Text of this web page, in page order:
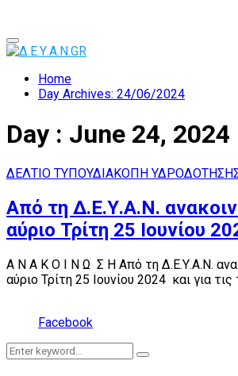
Primary
Menu
Home
Day Archives: 24/06/2024
Day : June 24, 2024
ΔΕΛΤΙΟ ΤΥΠΟΥΔΙΑΚΟΠΗ
Από τη Δ.Ε.Υ.Α.Ν.
αύριο Τρίτη 25 Ιουνίου
Α Ν Α Κ Ο Ι Ν Ω Σ Η Από τη Δ.Ε.Υ.Α.Ν.
αύριο Τρίτη 25 Ιουνίου 2024 και για τις
Facebook
Search
for:
Search